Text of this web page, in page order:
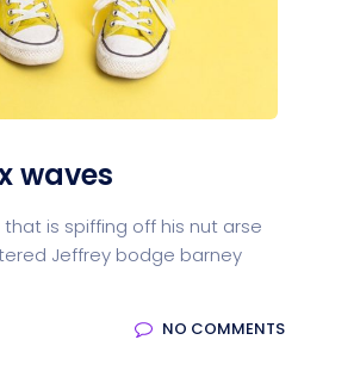
waves
is spiffing off his nut arse
Jeffrey bodge barney
NO COMMENTS